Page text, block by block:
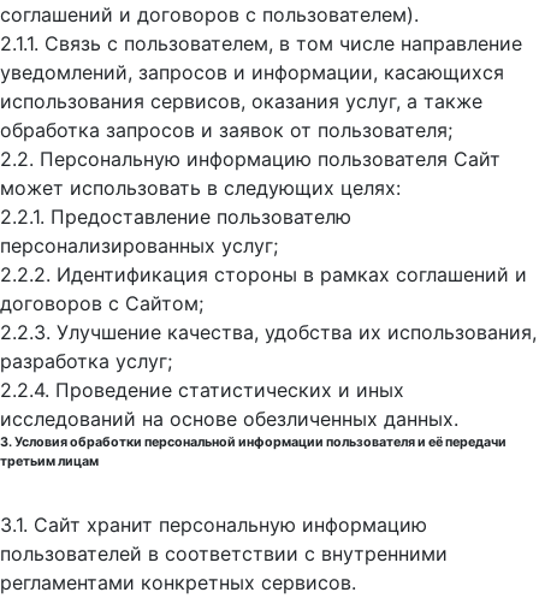
соглашений и договоров с пользователем).
2.1.1. Связь с пользователем, в том числе направление
уведомлений, запросов и информации, касающихся
использования сервисов, оказания услуг, а также
обработка запросов и заявок от пользователя;
2.2. Персональную информацию пользователя Сайт
может использовать в следующих целях:
2.2.1. Предоставление пользователю
персонализированных услуг;
2.2.2. Идентификация стороны в рамках соглашений и
договоров с Сайтом;
2.2.3. Улучшение качества, удобства их использования,
разработка услуг;
2.2.4. Проведение статистических и иных
исследований на основе обезличенных данных.
3. Условия обработки персональной информации пользователя и её передачи
третьим лицам
3.1. Сайт хранит персональную информацию
пользователей в соответствии с внутренними
регламентами конкретных сервисов.